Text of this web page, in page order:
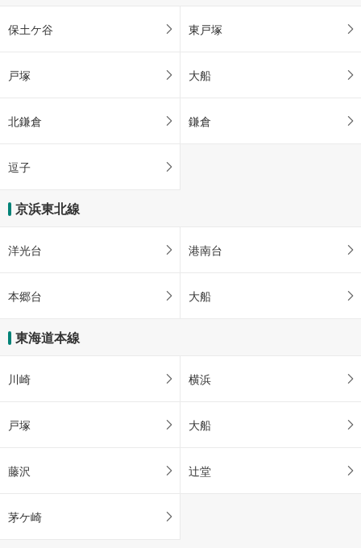
保土ケ谷 東戸塚
戸塚 大船
北鎌倉 鎌倉
逗子
京浜東北線
洋光台 港南台
本郷台 大船
東海道本線
川崎 横浜
戸塚 大船
藤沢 辻堂
茅ケ崎